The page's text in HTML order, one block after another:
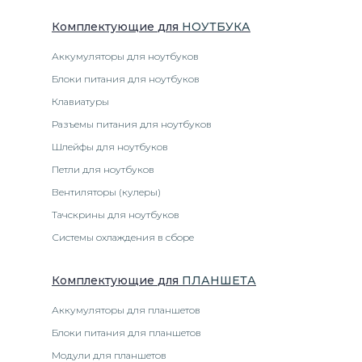
Комплектующие для НОУТБУКА
Аккумуляторы для ноутбуков
Блоки питания для ноутбуков
Клавиатуры
Разъемы питания для ноутбуков
Шлейфы для ноутбуков
Петли для ноутбуков
Вентиляторы (кулеры)
Тачскрины для ноутбуков
Системы охлаждения в сборе
Комплектующие для ПЛАНШЕТА
Аккумуляторы для планшетов
Блоки питания для планшетов
Модули для планшетов